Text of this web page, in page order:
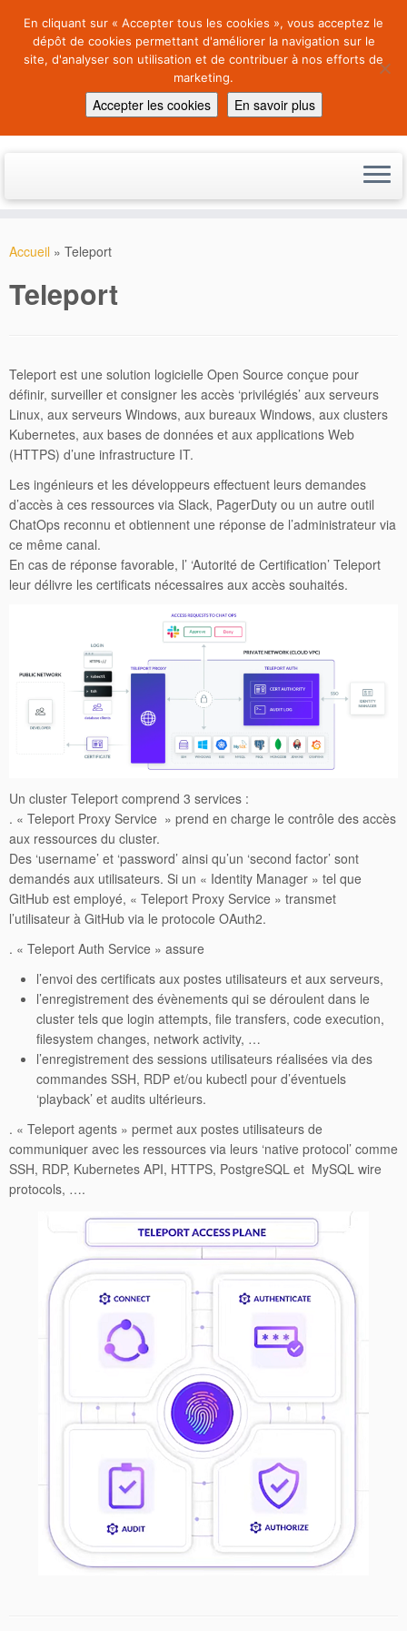
an Open Source Software
Accueil » Teleport
Teleport
Teleport est une solution logicielle Open Source conçue pour
définir, surveiller et consigner les accès ‘privilégiés’ aux serveurs
Linux, aux serveurs Windows, aux bureaux Windows, aux clusters
Kubernetes, aux bases de données et aux applications Web
(HTTPS) d’une infrastructure IT.
Les ingénieurs et les développeurs effectuent leurs demandes
d’accès à ces ressources via Slack, PagerDuty ou un autre outil
ChatOps reconnu et obtiennent une réponse de l’administrateur via
ce même canal.
En cas de réponse favorable, l’ ‘Autorité de Certification’ Teleport
leur délivre les certificats nécessaires aux accès souhaités.
Un cluster Teleport comprend 3 services :
. « Teleport Proxy Service » prend en charge le contrôle des accès
aux ressources du cluster.
Des ‘username’ et ‘password’ ainsi qu’un ‘second factor’ sont
demandés aux utilisateurs. Si un « Identity Manager » tel que
GitHub est employé, « Teleport Proxy Service » transmet
l’utilisateur à GitHub via le protocole OAuth2.
. « Teleport Auth Service » assure
l’envoi des certificats aux postes utilisateurs et aux serveurs,
l’enregistrement des évènements qui se déroulent dans le
cluster tels que login attempts, file transfers, code execution,
filesystem changes, network activity, …
l’enregistrement des sessions utilisateurs réalisées via des
commandes SSH, RDP et/ou kubectl pour d’éventuels
‘playback’ et audits ultérieurs.
. « Teleport agents » permet aux postes utilisateurs de
communiquer avec les ressources via leurs ‘native protocol’ comme
SSH, RDP, Kubernetes API, HTTPS, PostgreSQL et MySQL wire
protocols, ….
En cliquant sur « Accepter tous les cookies », vous acceptez le
dépôt de cookies permettant d'améliorer la navigation sur le
site, d'analyser son utilisation et de contribuer à nos efforts de
marketing.
Accepter les cookies En savoir plus